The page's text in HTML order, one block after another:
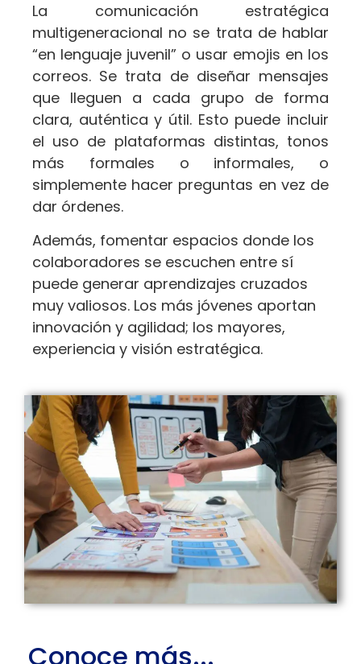
La comunicación estratégica
multigeneracional no se trata de hablar
“en lenguaje juvenil” o usar emojis en los
correos. Se trata de diseñar mensajes
que lleguen a cada grupo de forma
clara, auténtica y útil. Esto puede incluir
el uso de plataformas distintas, tonos
más formales o informales, o
simplemente hacer preguntas en vez de
dar órdenes.
Además, fomentar espacios donde los
colaboradores se escuchen entre sí
puede generar aprendizajes cruzados
muy valiosos. Los más jóvenes aportan
innovación y agilidad; los mayores,
experiencia y visión estratégica.
Conoce más...